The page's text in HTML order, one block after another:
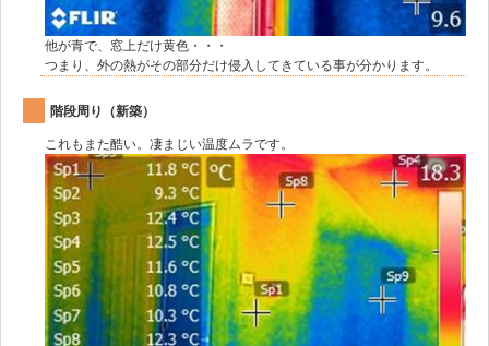
他が青で、窓上だけ黄色・・・
つまり、外の熱がその部分だけ侵入してきている事が分かります。
階段周り（新築）
これもまた酷い。凄まじい温度ムラです。